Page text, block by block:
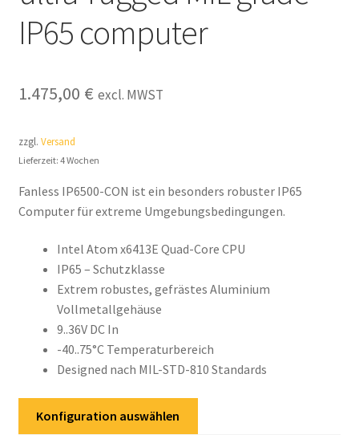
Widerrufsrecht & Widerrufsformular
IP65 computer
1.475,00 € excl. MWST
zzgl. Versand
Lieferzeit: 4 Wochen
Fanless IP6500-CON ist ein besonders robuster IP65
Computer für extreme Umgebungsbedingungen.
Intel Atom x6413E Quad-Core CPU
IP65 – Schutzklasse
Extrem robustes, gefrästes Aluminium
Vollmetallgehäuse
9..36V DC In
-40..75°C Temperaturbereich
Designed nach MIL-STD-810 Standards
Konfiguration auswählen